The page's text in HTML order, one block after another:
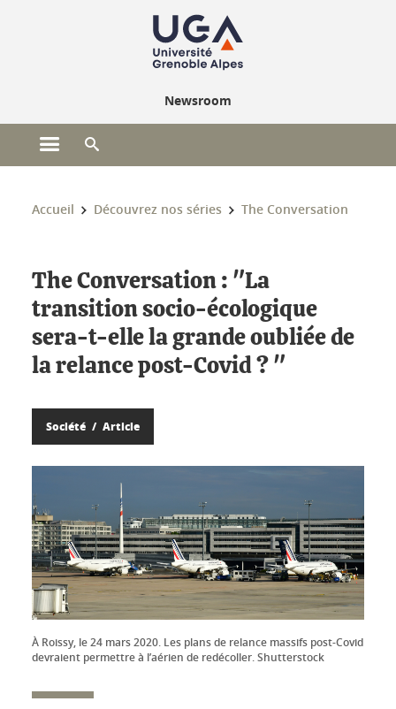
Newsroom
Ouvrir le menu principal
Vous êtes ici :
Accueil Découvrez nos séries The Conversation
The Conversation : "La
transition socio-écologique
sera-t-elle la grande oubliée de
la relance post-Covid ? "
Société Article
À Roissy, le 24 mars 2020. Les plans de relance massifs post-Covid
devraient permettre à l’aérien de redécoller. Shutterstock